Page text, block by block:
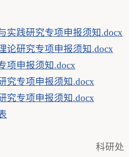
实践研究专项申报须知.docx
论研究专项申报须知.docx
项申报须知.docx
究专项申报须知.docx
究专项申报须知.docx
科研处